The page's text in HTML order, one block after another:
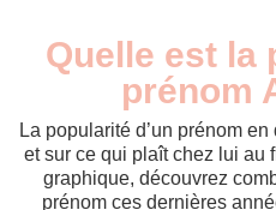
Quelle est la
prénom
La popularité d’un prénom
et sur ce qui plaît chez lui au
graphique, découvrez
prénom ces dernières
Année
Nouveaux-
nés
2010
14
2011
15
2012
10